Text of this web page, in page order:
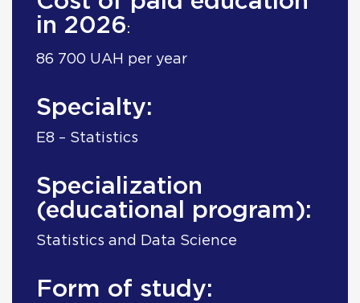
in 2026 :
86 700 UAH per year
Specialty:
E8 – Statistics
Specialization
(educational program):
Statistics and Data Science
Form of study: